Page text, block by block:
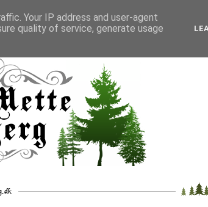
__ _ ___
Your IP address and user-agent
quality of service, generate usage